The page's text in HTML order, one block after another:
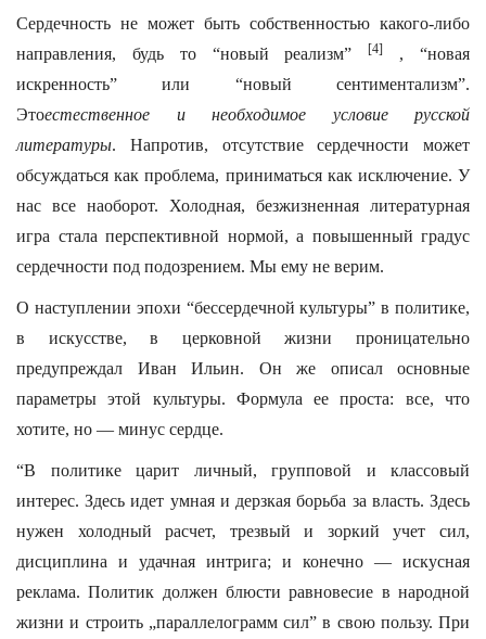
Сердечность не может быть собственностью какого-либо
направления, будь то “новый реализм”[4]
, “новая
искренность” или “новый сентиментализм”.
Этоестественное и необходимое условие
русской
литературы. Напротив, отсутствие сердечности может
обсуждаться как проблема, приниматься как исключение. У
нас все наоборот. Холодная, безжизненная литературная
игра стала перспективной нормой, а повышенный градус
сердечности под подозрением. Мы ему не верим.
О наступлении эпохи “бессердечной культуры” в политике,
в искусстве, в церковной жизни проницательно
предупреждал Иван Ильин. Он же описал основные
параметры этой культуры. Формула ее проста: все, что
хотите, но — минус сердце.
“В политике царит личный, групповой и классовый
интерес. Здесь идет умная и дерзкая борьба за власть. Здесь
нужен холодный расчет, трезвый и зоркий учет сил,
дисциплина и удачная интрига; и конечно — искусная
реклама. Политик должен блюсти равновесие в народной
жизни и строить „параллелограмм сил” в свою пользу. При